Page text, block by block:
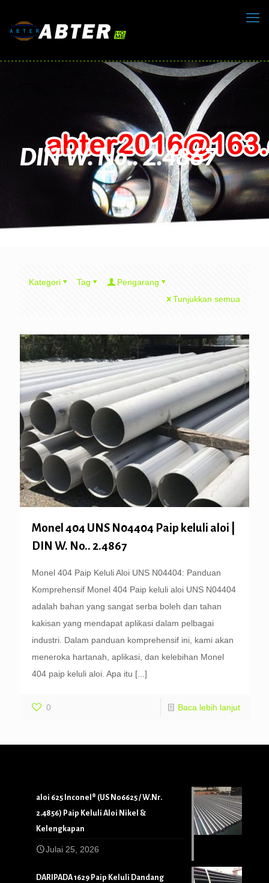
DIN W. No.. 2.4867
Kategori Tag
Pengarang
Tunjukkan semua
Monel 404 UNS N04404 Paip keluli aloi |
DIN W. No.. 2.4867
Monel 404 Paip Keluli Aloi UNS N04404: Panduan
Komprehensif Monel 404 Paip keluli aloi UNS N04404
adalah bahan yang sangat serba boleh dan tahan
kakisan yang mendapat aplikasi dalam pelbagai
industri. Dalam panduan komprehensif ini, kami akan
meneroka hartanah, aplikasi, dan kelebihan Monel
404 paip keluli aloi. Apa itu [...]
0 Baca lebih lanjut
aloi 625 Inconel® (US N06625 / W.Nr.
2.4856) Paip Keluli Aloi Nikel &
Kelengkapan
Julai 25, 2026
DARIPADA 1629 Paip Keluli Dandang